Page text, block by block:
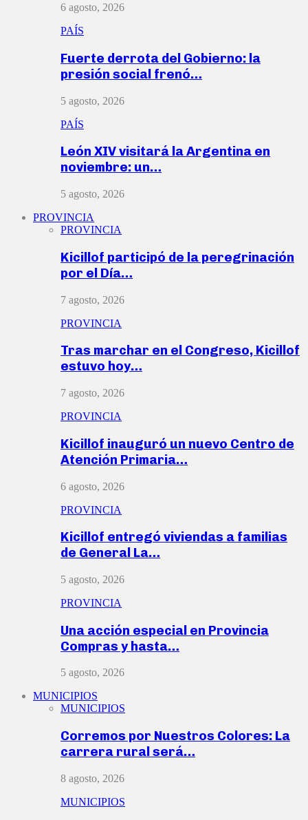
6 agosto, 2026
PAÍS
Fuerte derrota del Gobierno: la
presión social frenó…
5 agosto, 2026
PAÍS
León XIV visitará la Argentina en
noviembre: un…
5 agosto, 2026
PROVINCIA
PROVINCIA
Kicillof participó de la peregrinación
por el Día…
7 agosto, 2026
PROVINCIA
Tras marchar en el Congreso, Kicillof
estuvo hoy…
7 agosto, 2026
PROVINCIA
Kicillof inauguró un nuevo Centro de
Atención Primaria…
6 agosto, 2026
PROVINCIA
Kicillof entregó viviendas a familias
de General La…
5 agosto, 2026
PROVINCIA
Una acción especial en Provincia
Compras y hasta…
5 agosto, 2026
MUNICIPIOS
MUNICIPIOS
Corremos por Nuestros Colores: La
carrera rural será…
8 agosto, 2026
MUNICIPIOS